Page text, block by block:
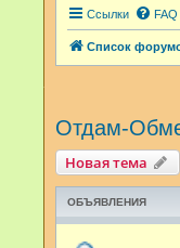
Ссылки FAQ
Список
Отдам-
Новая тема
ОБЪЯВЛЕНИЯ